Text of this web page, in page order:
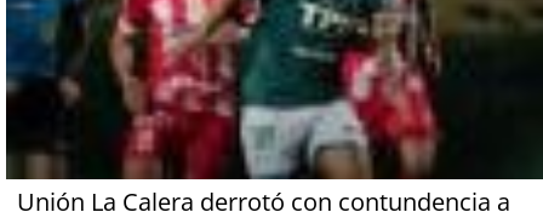
Unión La Calera derrotó con contundencia a